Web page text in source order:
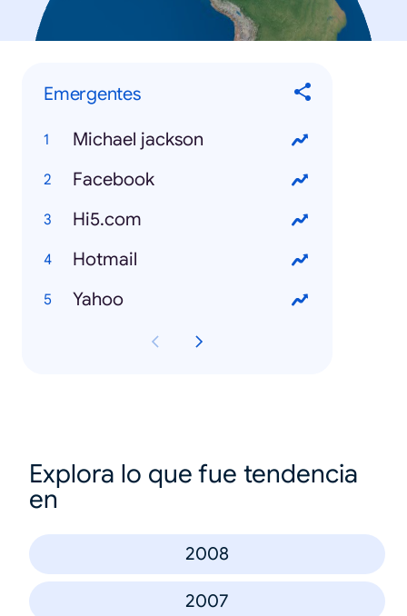
Emergentes
Michael jackson
Facebook
Hi5.com
Hotmail
Yahoo
Explora lo que fue tendencia
en
2008
2007